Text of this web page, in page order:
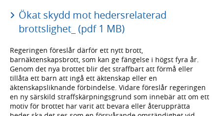
Ökat skydd mot hedersrelaterad
brottslighet_ (pdf 1 MB)
Regeringen föreslår därför ett nytt brott,
barnäktenskapsbrott, som kan ge fängelse i högst fyra år.
Genom det nya brottet blir det straffbart att förmå eller
tillåta ett barn att ingå ett äktenskap eller en
äktenskapsliknande förbindelse. Vidare föreslår regeringen
en ny särskild straffskärpningsgrund som innebär att om ett
motiv för brottet har varit att bevara eller återupprätta